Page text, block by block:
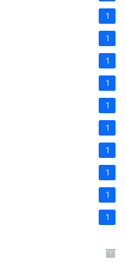
1
1
1
1
1
1
1
1
1
1